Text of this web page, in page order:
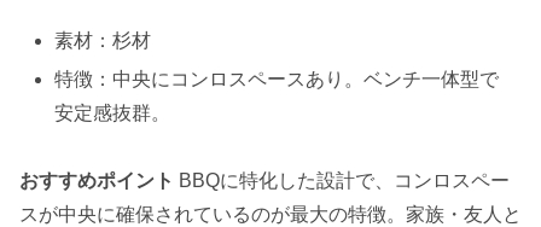
素材：杉材
特徴：中央にコンロスペースあり。ベンチ一体型で
安定感抜群。
おすすめポイント BBQに特化した設計で、コンロスペー
スが中央に確保されているのが最大の特徴。家族・友人と